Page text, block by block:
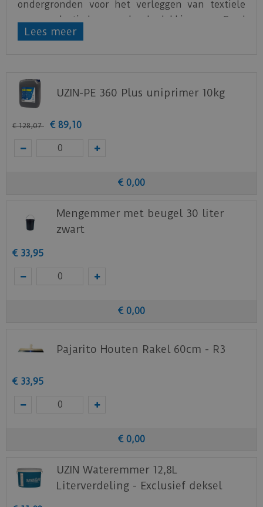
ondergronden voor het verleggen van textiele
en elastische vloerbedekking. Goed
verpompbaar, voor binnen toepassing.
Cement dekvloeren, beton, terrazzo of
laagdikte) enz.
hechtende watervaste kleefstof- en
Bestaande keramische en natuurstenen
Magnesiet- en houtmagnesiet dekvloeren,
droogbouwsystemen
absorberende vloeroppervlakken voor het
elastische vloerbedekking zoals bijv. tapijt,
Normale belasting in woon- en
Warmwater vloerverwarming en
Verbruik: Circa 1,5 kg/m² per mm
Lees meer
UZIN-PE 360 Plus uniprimer 10kg
€ 128,07 € 89,10
€ 0,00
Mengemmer met beugel 30 liter
zwart
€ 33,95
€ 0,00
Pajarito Houten Rakel 60cm - R3
€ 33,95
€ 0,00
UZIN Wateremmer 12,8L
Literverdeling - Exclusief deksel